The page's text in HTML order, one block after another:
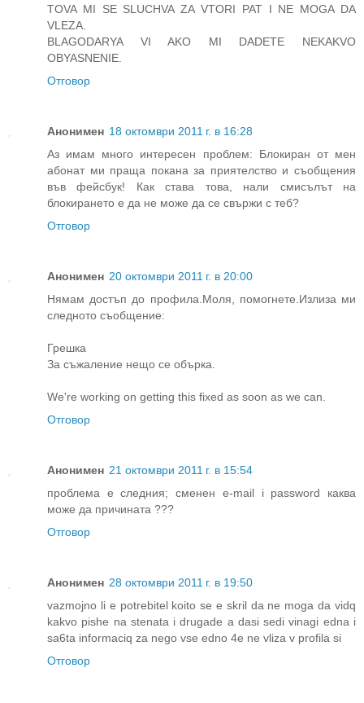
TOVA MI SE SLUCHVA ZA VTORI PAT I NE MOGA DA
VLEZA.
BLAGODARYA VI AKO MI DADETE NEKAKVO
OBYASNENIE.
Отговор
Анонимен 18 октомври 2011 г. в 16:28
Аз имам много интересен проблем: Блокиран от мен
абонат ми праща покана за приятелство и съобщения
във фейсбук! Как става това, нали смисълът на
блокирането е да не може да се свържи с теб?
Отговор
Анонимен 20 октомври 2011 г. в 20:00
Нямам достъп до профила.Моля, помогнете.Излиза ми
следното съобщение:
Грешка
За съжаление нещо се обърка.
We're working on getting this fixed as soon as we can.
Отговор
Анонимен 21 октомври 2011 г. в 15:54
проблема е следния; сменен е-mail i password каква
може да причината ???
Отговор
Анонимен 28 октомври 2011 г. в 19:50
vazmojno li e potrebitel koito se e skril da ne moga da vidq
kakvo pishe na stenata i drugade a dasi sedi vinagi edna i
sa6ta informaciq za nego vse edno 4e ne vliza v profila si
Отговор